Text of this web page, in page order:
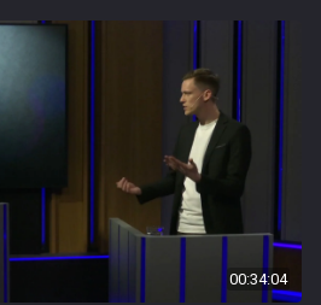
00:34:04